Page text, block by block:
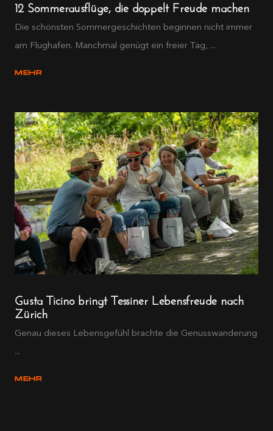
12 Sommerausflüge, die doppelt Freude machen
Die schönsten Sommergeschichten beginnen nicht immer
am Flughafen. Manchmal genügt ein freier Tag, ...
MEHR
Gusta Ticino bringt Tessiner Lebensfreude nach
Zürich
Genau dieses Lebensgefühl brachte die Genusswanderung
...
MEHR